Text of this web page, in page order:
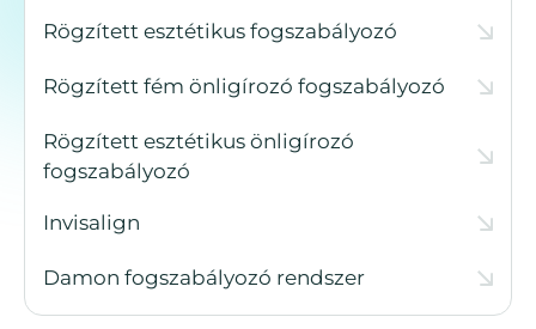
Rögzített esztétikus fogszabályozó
Rögzített fém önligírozó fogszabályozó
Rögzített esztétikus önligírozó
fogszabályozó
Invisalign
Damon fogszabályozó rendszer